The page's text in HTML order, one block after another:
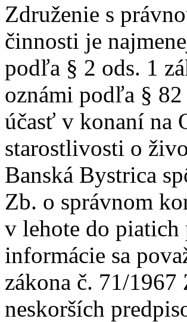
Združenie s
činnosti je
podľa § 2 ods. 1
oznámi podľa §
účasť v konaní na
starostlivosti o
Banská Bystrica
Zb. o správnom
v lehote do
informácie sa
zákona č. 71/
neskorších